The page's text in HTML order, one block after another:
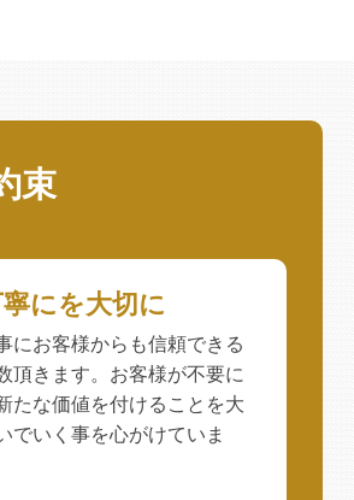
束
にを大切に
にお客様からも信頼できる
頂きます。お客様が不要に
たな価値を付けることを大
でいく事を心がけていま